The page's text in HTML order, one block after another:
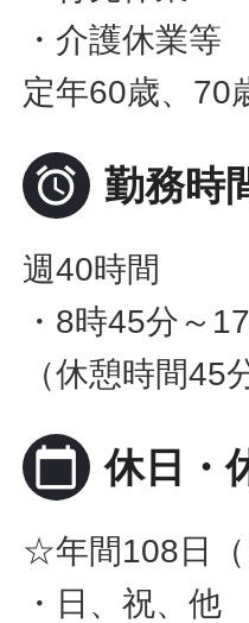
・介護休業等
定年60歳、70
 勤務時
週40時間
・8時45分～
（休憩時間45
calendar_today 休日・
☆年間108日（
・日、祝、他